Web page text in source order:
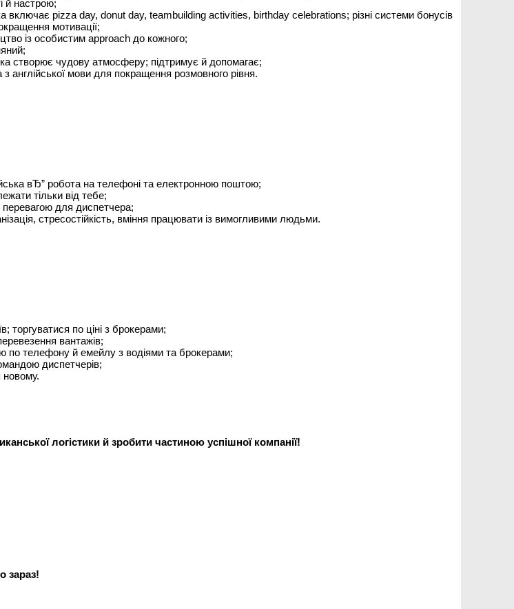
й настрою;
включає pizza day, donut day, teambuilding activities, birthday celebrations; різні системи бонусів
мотивації;
із особистим approach до кожного;
створює чудову атмосферу; підтримує й допомагає;
англійської мови для покращення розмовного рівня.
вЂ” робота на телефоні та електронною поштою;
тільки від тебе;
для диспетчера;
стресостійкість, вміння працювати із вимогливими людьми.
торгуватися по ціні з брокерами;
вантажів;
по телефону й емейлу з водіями та брокерами;
диспетчерів;
новому.
логістики й зробити частиною успішної компанії!
зараз!